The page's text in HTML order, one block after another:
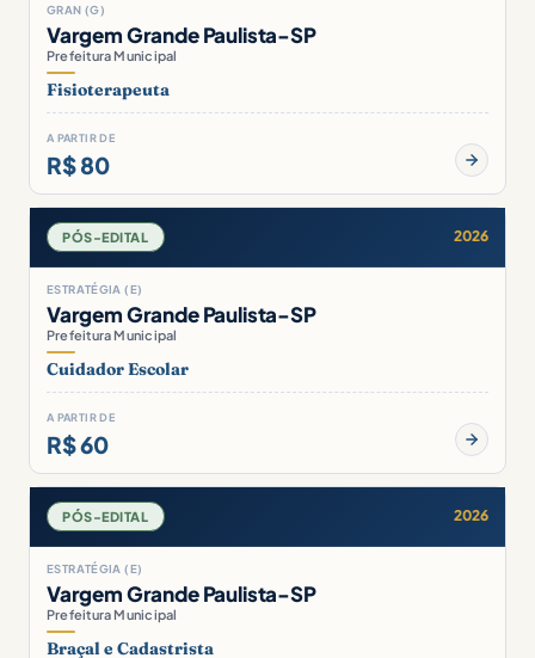
GRAN (G)
Vargem Grande Paulista-SP
Prefeitura Municipal
Fisioterapeuta
A PARTIR DE
R$ 80
PÓS-EDITAL 2026
ESTRATÉGIA (E)
Vargem Grande Paulista-SP
Prefeitura Municipal
Cuidador Escolar
A PARTIR DE
R$ 60
PÓS-EDITAL 2026
ESTRATÉGIA (E)
Vargem Grande Paulista-SP
Prefeitura Municipal
Braçal e Cadastrista